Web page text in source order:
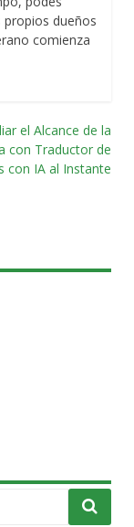
propios dueños
comienza
el Alcance de la
con Traductor de
con IA al Instante